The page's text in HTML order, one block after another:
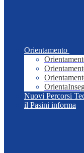
Orientamento
Nuovi Percorsi
il Pasini informa